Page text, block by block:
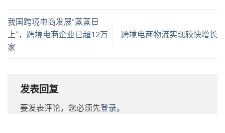
我国跨境电商发展“蒸蒸日
上”，跨境电商企业已超12万
家
跨境电商物流实现较快增长
发表回复
要发表评论，您必须先登录。